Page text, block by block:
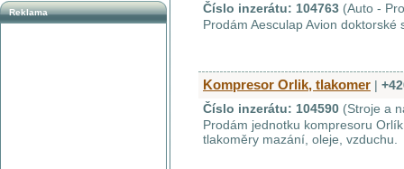
Číslo inzerátu: 104763 (Auto -
Prodám Aesculap Avion doktorské
Kompresor Orlik, tlakomer |
Číslo inzerátu: 104590 (Stroje a
Prodám jednotku kompresoru
tlakoměry mazání, oleje, vzduchu.
Reklama